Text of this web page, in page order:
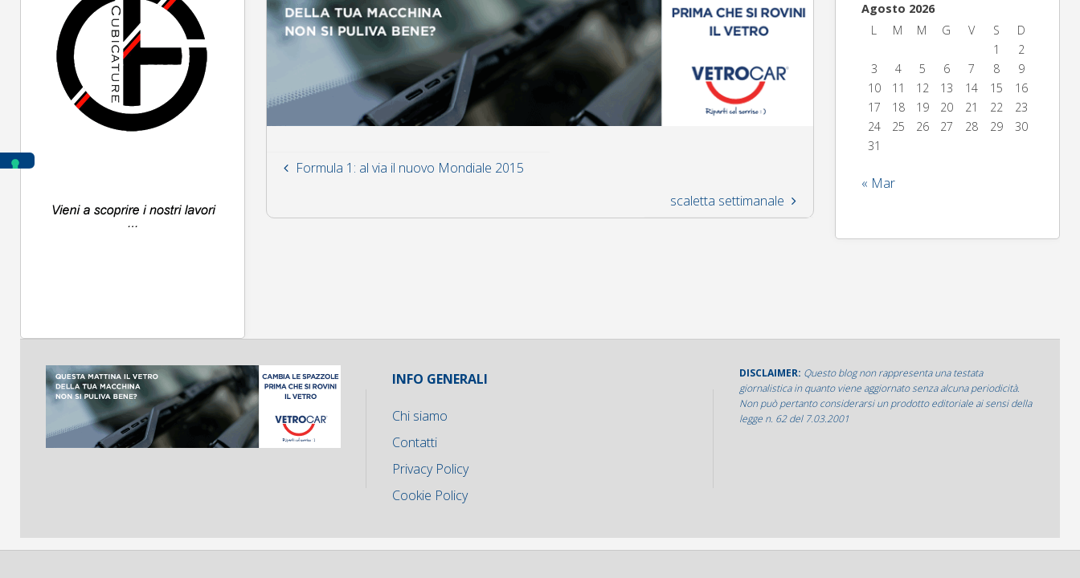
Formula 1: al via il nuovo Mondiale 2015
scaletta settimanale
Agosto 2026
L
M M G V S
D
1
2
3
4 5 6 7 8
9
10
11 12 13 14 15
16
17
18 19 20 21 22
23
24
25 26 27 28 29
30
31
« Mar
INFO GENERALI
Chi siamo
Contatti
Privacy Policy
Cookie Policy
DISCLAIMER: Questo blog non rappresenta una testata
giornalistica in quanto viene aggiornato senza alcuna periodicità.
Non può pertanto considerarsi un prodotto editoriale ai sensi della
legge n. 62 del 7.03.2001